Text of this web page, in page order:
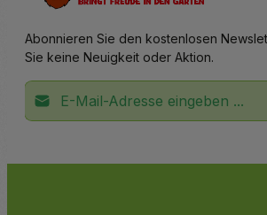
Abonnieren Sie den kostenlosen
Sie keine Neuigkeit oder Aktion.
E-Mail-Adresse*